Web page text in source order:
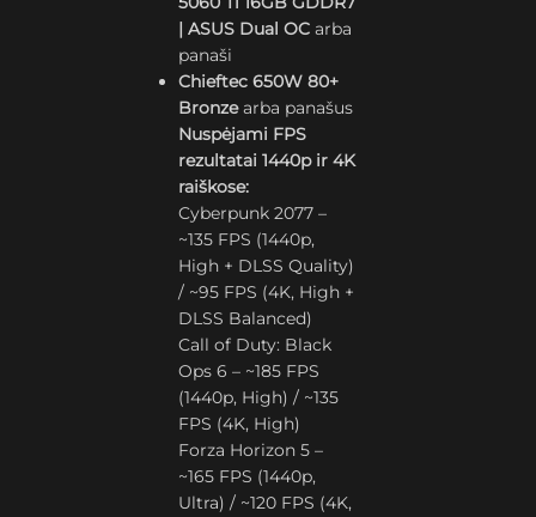
| ASUS Dual OC arba
panaši
Chieftec 650W 80+
Bronzearba panašus
Nuspėjami FPS
rezultatai 1440p ir 4K
raiškose:
Cyberpunk 2077 –
~135 FPS (1440p,
High + DLSS Quality)
/ ~95 FPS (4K, High +
DLSS Balanced)
Call of Duty: Black
Ops 6 – ~185 FPS
(1440p, High) / ~135
FPS (4K, High)
Forza Horizon 5 –
~165 FPS (1440p,
Ultra) / ~120 FPS (4K,